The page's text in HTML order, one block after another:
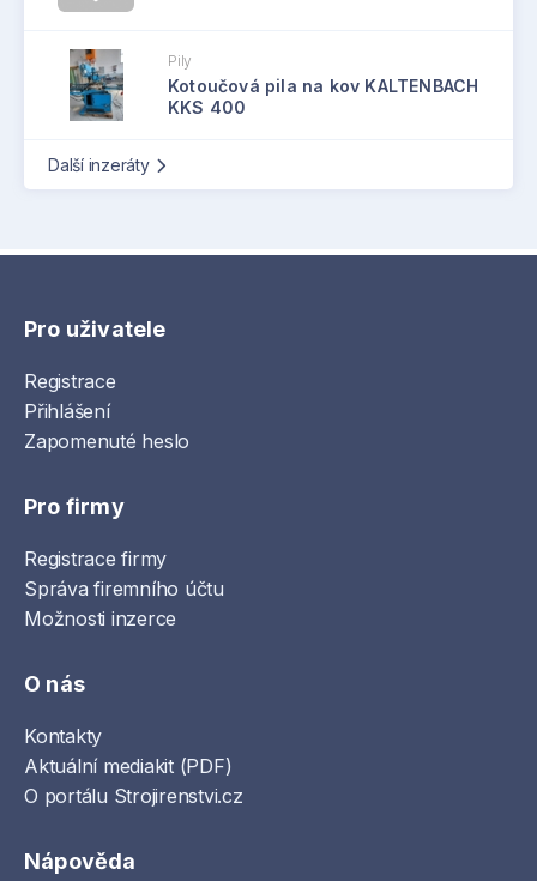
pravidelného auditu a aktualizace
bezpečnostních politik,“ doplňuje Pavel Bursa z
Resacs.
Pily
Kotoučová pila na kov KALTENBACH
KKS 400
Další inzeráty
Pro uživatele
Registrace
Přihlášení
Zapomenuté heslo
Pro firmy
Registrace firmy
Správa firemního účtu
Možnosti inzerce
O nás
Kontakty
Aktuální mediakit (PDF)
O portálu Strojirenstvi.cz
Nápověda